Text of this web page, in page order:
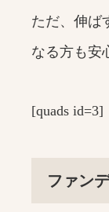
ただ、伸ば
なる方も安
[quads id=3]
ファン